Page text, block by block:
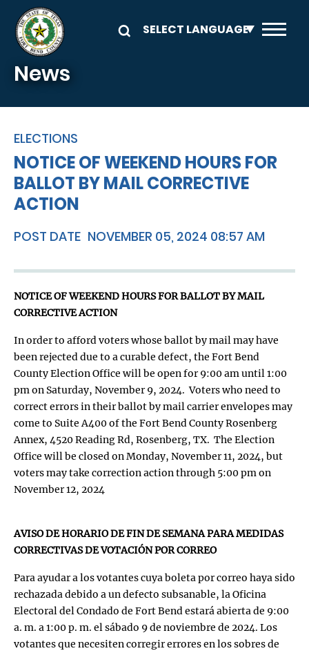
Skip to main content
News
ELECTIONS
NOTICE OF WEEKEND HOURS FOR
BALLOT BY MAIL CORRECTIVE
ACTION
POST DATE NOVEMBER 05, 2024 08:57 AM
NOTICE OF WEEKEND HOURS FOR BALLOT BY MAIL
CORRECTIVE ACTION
In order to afford voters whose ballot by mail may have
been rejected due to a curable defect, the Fort Bend
County Election Office will be open for 9:00 am until 1:00
pm on Saturday, November 9, 2024. Voters who need to
correct errors in their ballot by mail carrier envelopes may
come to Suite A400 of the Fort Bend County Rosenberg
Annex, 4520 Reading Rd, Rosenberg, TX. The Election
Office will be closed on Monday, November 11, 2024, but
voters may take correction action through 5:00 pm on
November 12, 2024
AVISO DE HORARIO DE FIN DE SEMANA PARA MEDIDAS
CORRECTIVAS DE VOTACIÓN POR CORREO
Para ayudar a los votantes cuya boleta por correo haya sido
rechazada debido a un defecto subsanable, la Oficina
Electoral del Condado de Fort Bend estará abierta de 9:00
a. m. a 1:00 p. m. el sábado 9 de noviembre de 2024. Los
votantes que necesiten corregir errores en los sobres de